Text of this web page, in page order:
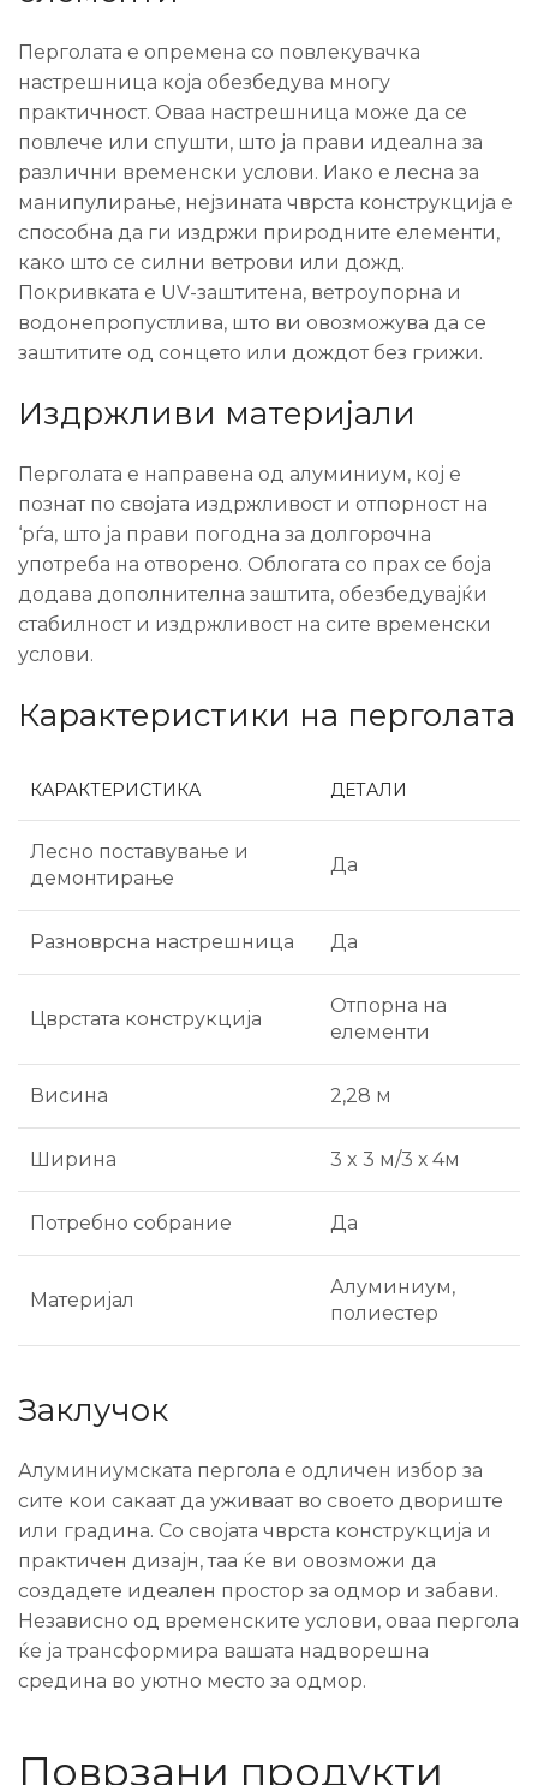
Перголата е опремена со повлекувачка
настрешница која обезбедува многу
практичност. Оваа настрешница може да се
повлече или спушти, што ја прави идеална за
различни временски услови. Иако е лесна за
манипулирање, нејзината чврста конструкција е
способна да ги издржи природните елементи,
како што се силни ветрови или дожд.
Покривката е UV-заштитена, ветроупорна и
водонепропустлива, што ви овозможува да се
заштитите од сонцето или дождот без грижи.
Издржливи материјали
Перголата е направена од алуминиум, кој е
познат по својата издржливост и отпорност на
‘рѓа, што ја прави погодна за долгорочна
употреба на отворено. Облогата со прах се боја
додава дополнителна заштита, обезбедувајќи
стабилност и издржливост на сите временски
услови.
Карактеристики на перголата
КАРАКТЕРИСТИКА ДЕТАЛИ
Лесно поставување и
демонтирање
Да
Разноврсна настрешница Да
Цврстата конструкција
Отпорна на
елементи
Висина 2,28 м
Ширина 3 x 3 м/3 х 4м
Потребно собрание Да
Материјал
Алуминиум,
полиестер
Заклучок
Алуминиумската пергола е одличен избор за
сите кои сакаат да уживаат во своето двориште
или градина. Со својата чврста конструкција и
практичен дизајн, таа ќе ви овозможи да
создадете идеален простор за одмор и забави.
Независно од временските услови, оваа пергола
ќе ја трансформира вашата надворешна
средина во уютно место за одмор.
Поврзани продукти